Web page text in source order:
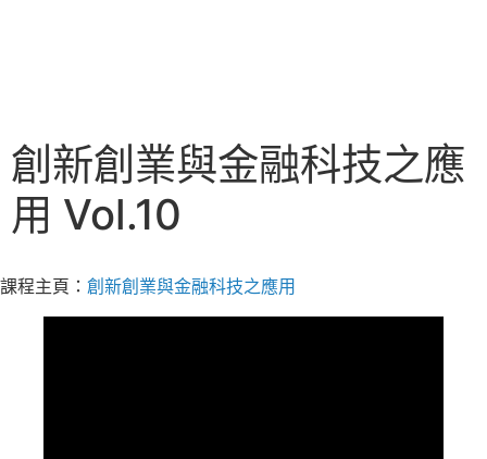
創新創業與金融科技之應
用 Vol.10
課程主頁： 創新創業與金融科技之應用